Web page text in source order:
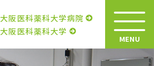
大阪医科薬科大学病院
大阪医科薬科大学
MENU